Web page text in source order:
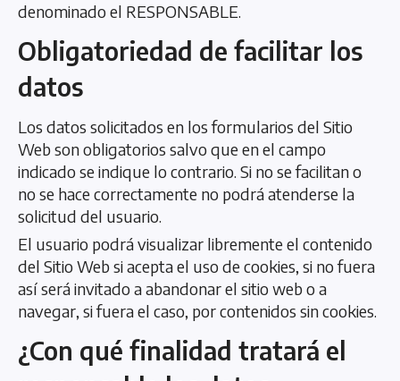
denominado el RESPONSABLE.
Obligatoriedad de facilitar los
datos
Los datos solicitados en los formularios del Sitio
Web son obligatorios salvo que en el campo
indicado se indique lo contrario. Si no se facilitan o
no se hace correctamente no podrá atenderse la
solicitud del usuario.
El usuario podrá visualizar libremente el contenido
del Sitio Web si acepta el uso de cookies, si no fuera
así será invitado a abandonar el sitio web o a
navegar, si fuera el caso, por contenidos sin cookies.
¿Con qué finalidad tratará el